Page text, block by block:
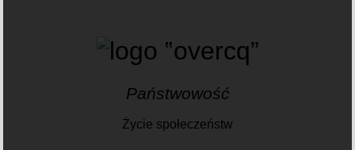
Państwowość
Życie społeczeństw